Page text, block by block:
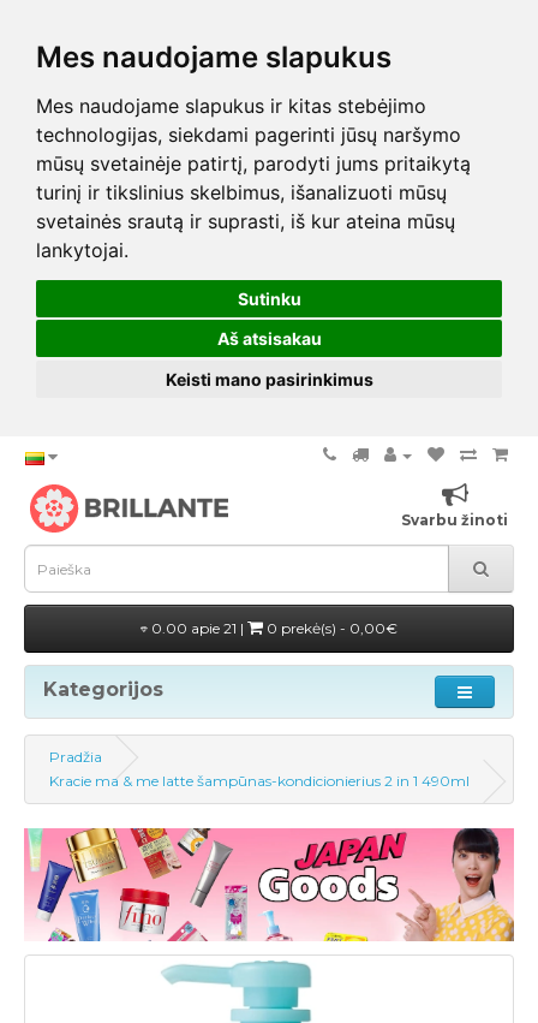
Mes naudojame slapukus
Mes naudojame slapukus ir kitas stebėjimo
technologijas, siekdami pagerinti jūsų naršymo
mūsų svetainėje patirtį, parodyti jums pritaikytą
turinį ir tikslinius skelbimus, išanalizuoti mūsų
svetainės srautą ir suprasti, iš kur ateina mūsų
lankytojai.
Sutinku
Aš atsisakau
Keisti mano pasirinkimus
Svarbu žinoti
0.00 apie 21 | 0 prekė(s) - 0,00€
Kategorijos
Pradžia
Kracie ma & me latte šampūnas-kondicionierius 2 in 1 490ml